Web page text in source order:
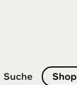
Suche Shop